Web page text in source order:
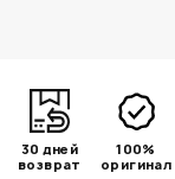
30 дней
возврат
100%
оригинал